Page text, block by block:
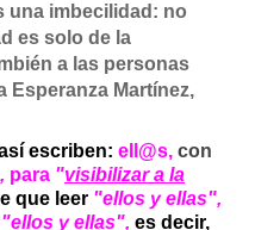
una imbecilidad: no
es solo de la
a las personas
Esperanza Martínez,
escriben: ell@s, con
para "visibilizar a la
que leer "ellos y ellas",
"ellos y ellas", es decir,